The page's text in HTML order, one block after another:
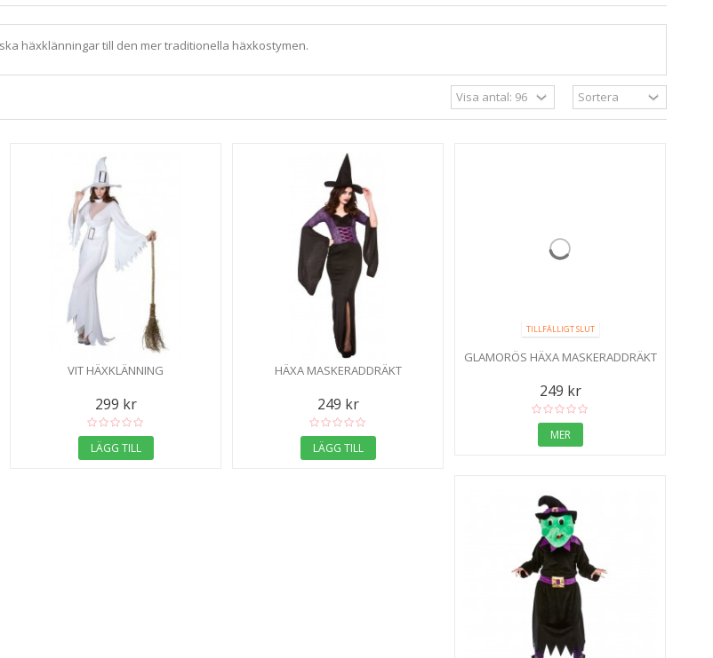
häxklänningar till den mer traditionella häxkostymen.
VIT HÄXKLÄNNING
299 kr
LÄGG TILL
HÄXA MASKERADDRÄKT
249 kr
LÄGG TILL
TILLFÄLLIGT SLUT
GLAMORÖS HÄXA MASKERADDRÄKT
249 kr
MER